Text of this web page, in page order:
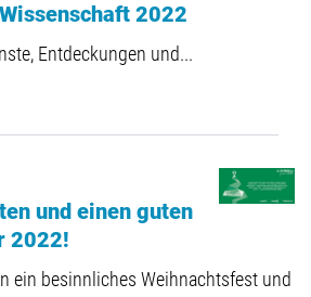
2022
Entdeckungen und...
und einen guten
2022!
ein besinnliches Weihnachtsfest und